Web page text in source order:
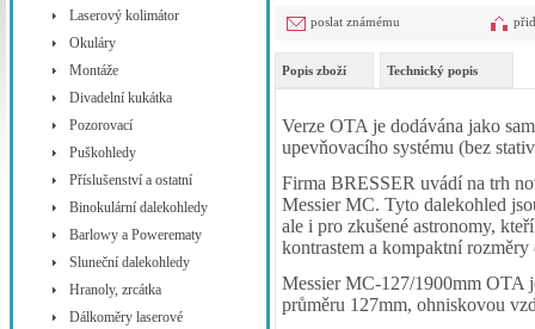
Laserový kolimátor
Okuláry
Montáže
Divadelní kukátka
Pozorovací
Puškohledy
Příslušenství a ostatní
Binokulární dalekohledy
Barlowy a Powerematy
Sluneční dalekohledy
Hranoly, zrcátka
Dálkoměry laserové
poslat známému
Popis zboží Technický popis
Verze OTA je dodávána jako
upevňovacího systému (bez
Firma BRESSER uvádí na trh
Messier MC. Tyto dalekohled
ale i pro zkušené astronomy,
kontrastem a kompaktní rozměry
Messier MC-127/1900mm OTA
průměru 127mm, ohniskovou